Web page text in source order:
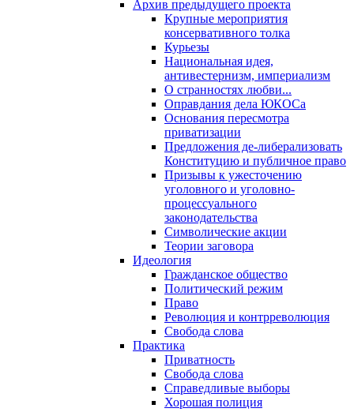
Архив предыдущего проекта
Крупные мероприятия
консервативного толка
Курьезы
Национальная идея,
антивестернизм, империализм
О странностях любви...
Оправдания дела ЮКОСа
Основания пересмотра
приватизации
Предложения де-либерализовать
Конституцию и публичное право
Призывы к ужесточению
уголовного и уголовно-
процессуального
законодательства
Символические акции
Теории заговора
Идеология
Гражданское общество
Политический режим
Право
Революция и контрреволюция
Свобода слова
Практика
Приватность
Свобода слова
Справедливые выборы
Хорошая полиция